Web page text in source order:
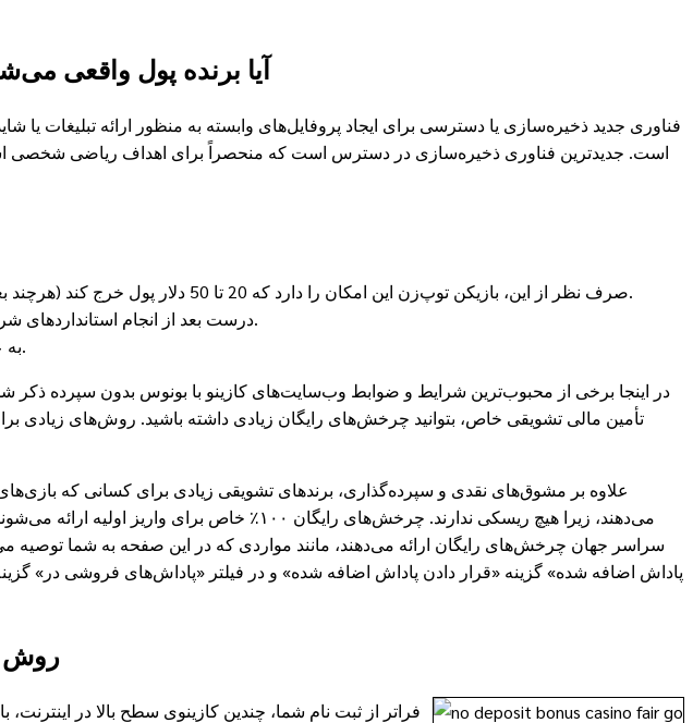
آیا برنده پول واقعی
فناوری جدید ذخیره‌سازی یا دسترسی برای ایجاد پروفایل‌های وابسته به منظور ارائه تبلیغات
صرف نظر از این، بازیکن توپ‌زن این امکان را دارد که 20 تا 50 دلار پول خرج کند (هرچند بعید است این کار را انجام دهد) و شما می‌توانید تهدیدهای کمی داشته باشید، بنابراین یکی از آنها وجود دارد.
درست بعد از انجام استانداردهای شرط‌بندی جدید، من می‌توانم هرگونه بردی را دریافت کنم و اگر من بخواهم، شما می‌توانید او را پس بگیرید.
به عنوان مثال، می‌توانید با دستورالعمل‌های مربوط به بلک جک، تخته نرد و سایر بازی‌های اسلات آشنا شوید.
در اینجا برخی از محبوب‌ترین شرایط و ضوابط وب‌سایت‌های کازینو با بونوس بدون سپرده ذکر
تأمین مالی تشویقی خاص، بتوانید چرخش‌های رایگان زیادی داشته باشید. روش‌های زیادی
می‌دهند، زیرا هیچ ریسکی ندارند. چرخش‌های
سراسر جهان چرخش‌های رایگان ارائه می‌دهند، مانند مواردی که در این صفحه به شما
پاداش اضافه شده» گزینه «قرار دادن پاداش اضافه شده» و در فیلتر «پاداش‌های فروشی در»
روش
فراتر از ثبت نام شما، چندین کازینوی سطح بالا در